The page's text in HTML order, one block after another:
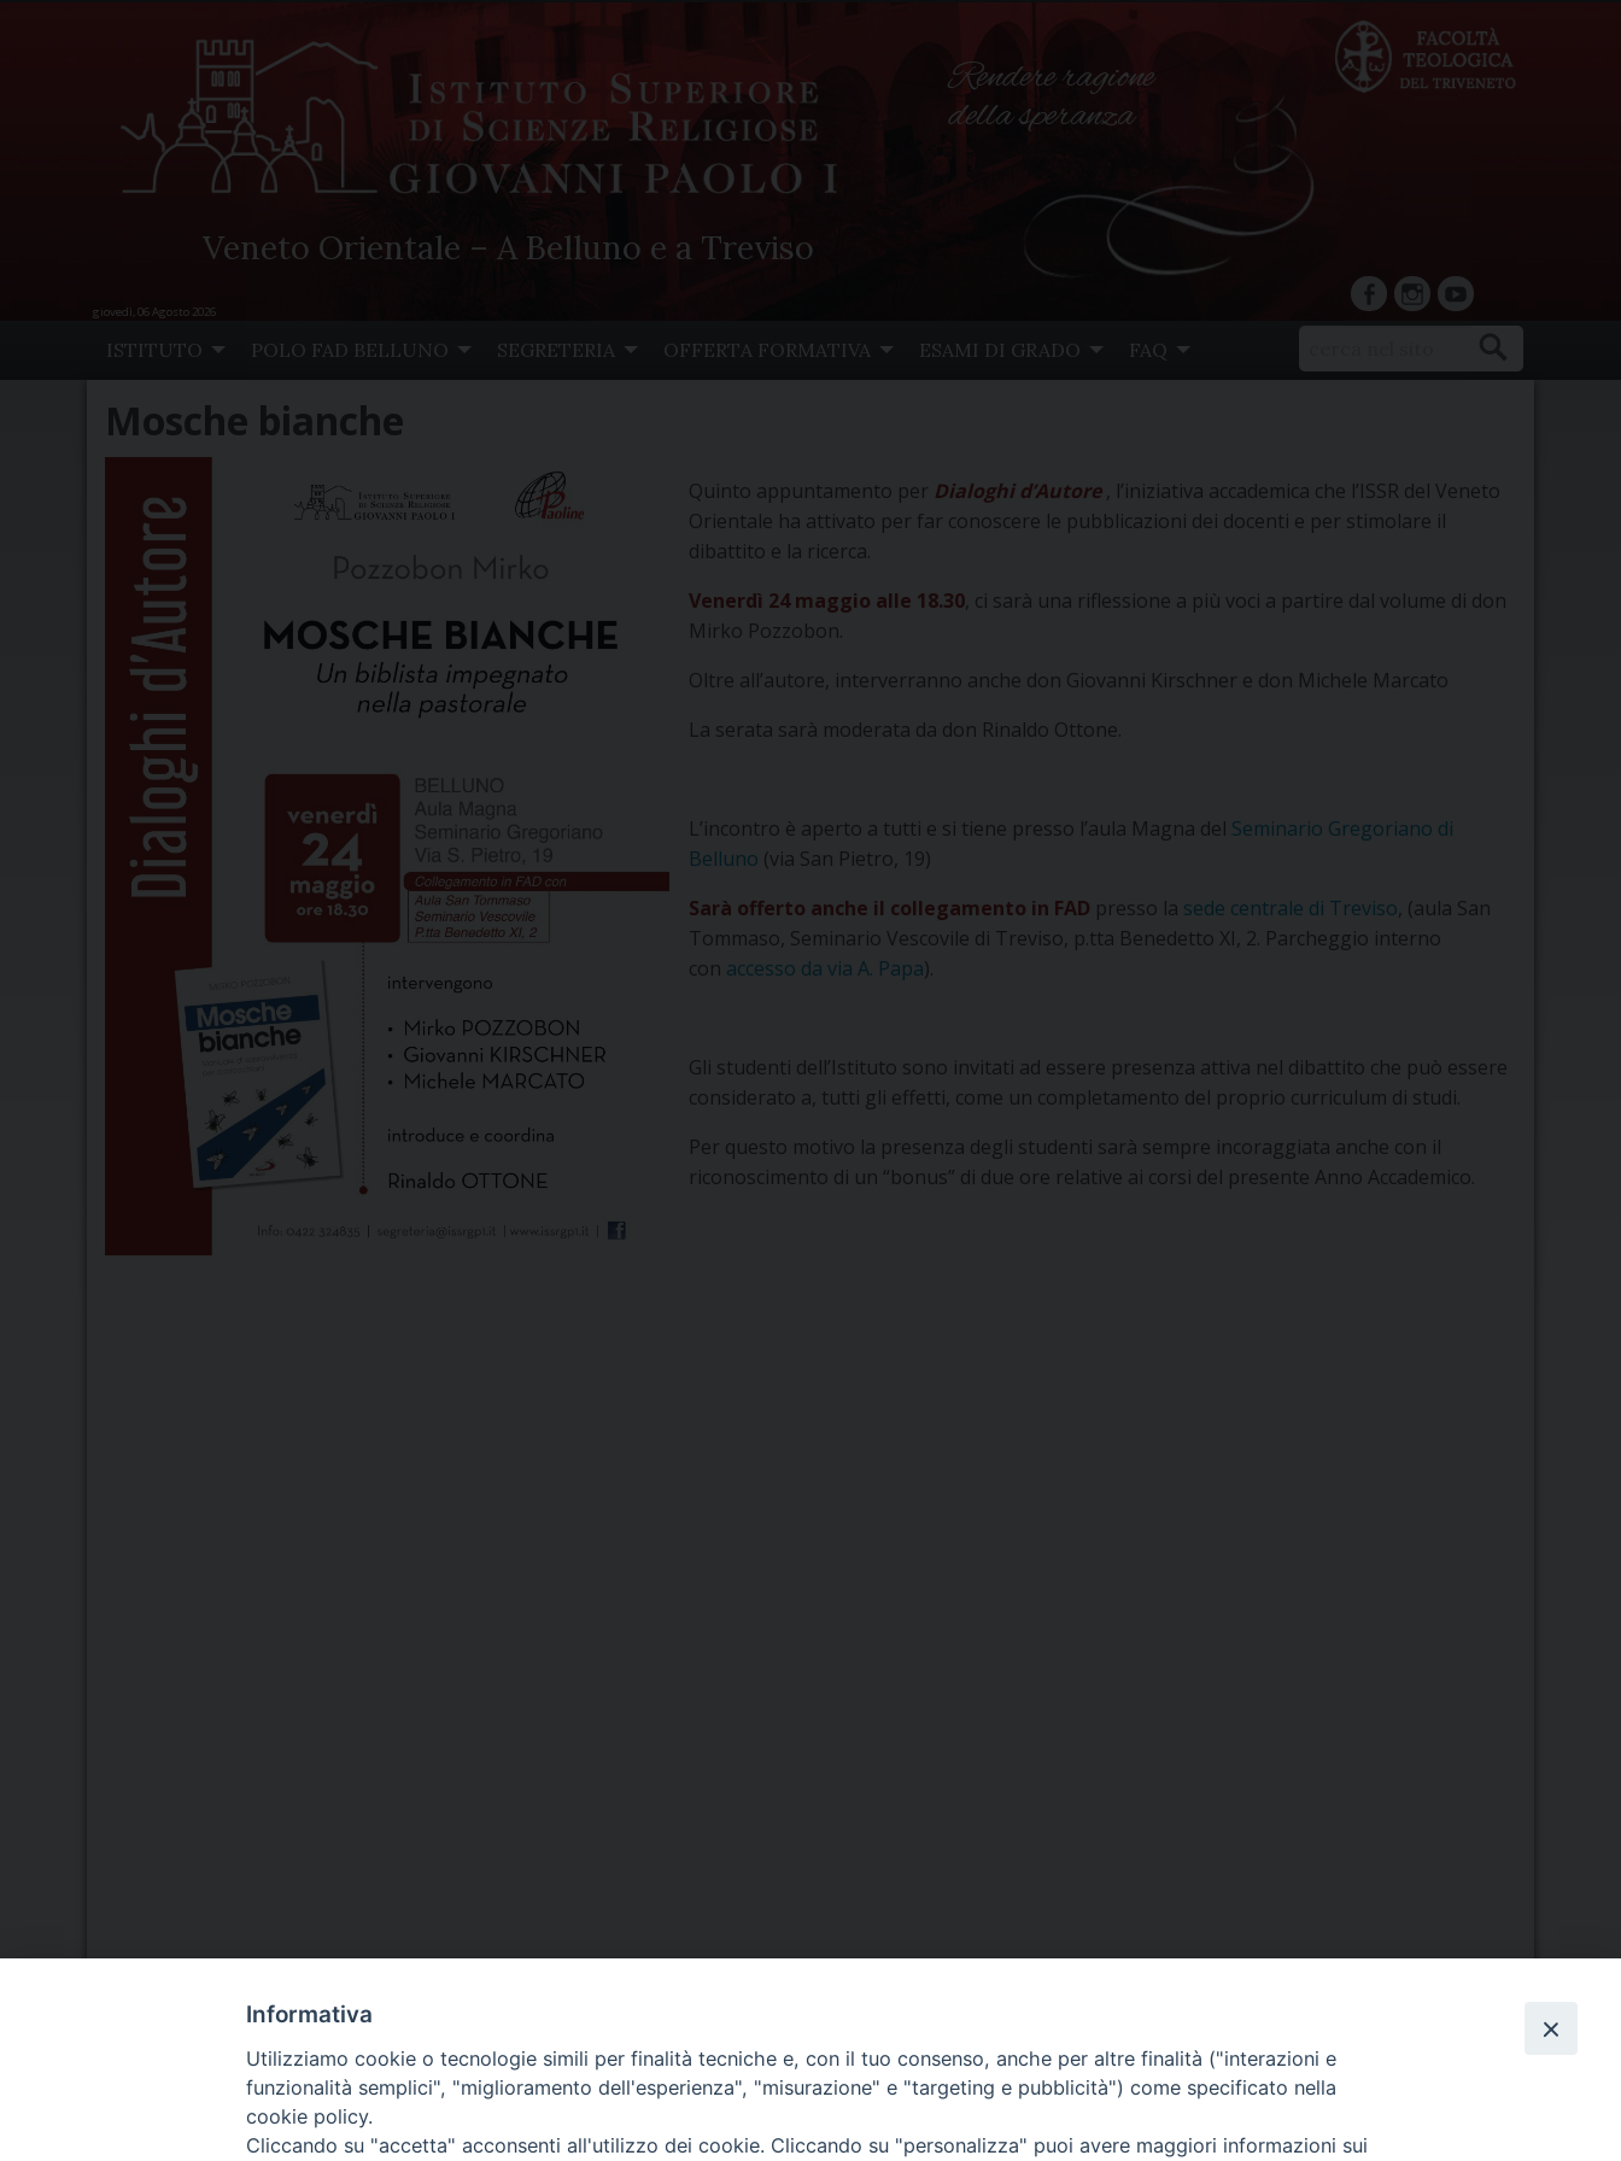
Veneto Orientale – A Belluno e a Treviso
Rendere ragione
della speranza
facebookInstagram
YouTube
giovedì, 06 Agosto 2026
ISTITUTO POLO FAD BELLUNO SEGRETERIA OFFERTA FORMATIVA ESAMI DI GRADO FAQ
Mosche bianche
Quinto appuntamento per Dialoghi d’Autore, l’iniziativa accademica che l’ISSR del Veneto
Orientale ha attivato per far conoscere le pubblicazioni dei docenti e per stimolare il
dibattito e la ricerca.
Venerdì 24 maggio alle 18.30, ci sarà una riflessione a più voci a partire dal volume di don
Mirko Pozzobon.
Oltre all’autore, interverranno anche don Giovanni Kirschner e don Michele Marcato
La serata sarà moderata da don Rinaldo Ottone.
L’incontro è aperto a tutti e si tiene presso l’aula Magna del Seminario Gregoriano di
Belluno (via San Pietro, 19)
Sarà offerto anche il collegamento in FAD presso la sede centrale di Treviso, (aula San
Tommaso, Seminario Vescovile di Treviso, p.tta Benedetto XI, 2. Parcheggio interno
con accesso da via A. Papa).
Gli studenti dell’Istituto sono invitati ad essere presenza attiva nel dibattito che può essere
considerato a, tutti gli effetti, come un completamento del proprio curriculum di studi.
Per questo motivo la presenza degli studenti sarà sempre incoraggiata anche con il
riconoscimento di un “bonus” di due ore relative ai corsi del presente Anno Accademico.
Seminario Vescovile di Treviso
p.tta Benedetto XI, 2
Mercoledì 17.30-19.30
Informativa
Utilizziamo cookie o tecnologie simili per finalità tecniche e, con il tuo consenso, anche per altre finalità ("interazioni e
funzionalità semplici", "miglioramento dell'esperienza", "misurazione" e "targeting e pubblicità") come specificato nella
cookie policy.
Cliccando su "accetta" acconsenti all'utilizzo dei cookie. Cliccando su "personalizza" puoi avere maggiori informazioni sui